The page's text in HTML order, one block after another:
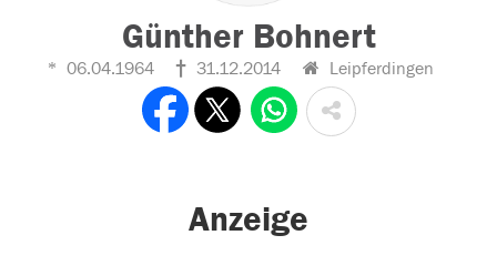
Günther Bohnert
06.04.1964 31.12.2014 Leipferdingen
Anzeige